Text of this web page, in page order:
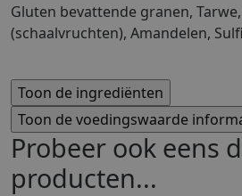
Gluten bevattende granen,
(schaalvruchten), Amandelen,
Probeer ook eens
producten...